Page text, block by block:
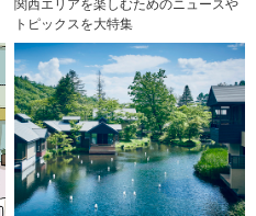
関西エリアを楽しむためのニュースや
トピックスを大特集